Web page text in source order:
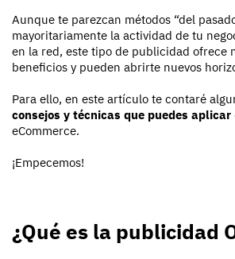
Aunque te parezcan métodos “del
mayoritariamente la actividad de tu
en la red, este tipo de publicidad ofrece
beneficios y pueden abrirte nuevos
Para ello, en este artículo te contaré
consejos y técnicas que puedes aplicar
eCommerce.
¡Empecemos!
¿Qué es la publicidad